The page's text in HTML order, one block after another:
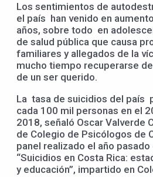
Los sentimientos de
el país han venido en
años, sobre todo en
de salud pública que causa
familiares y allegados de la
mucho tiempo recuperarse
de un ser querido.
La tasa de suicidios del país
cada 100 mil personas en el
2018, señaló Oscar Valverde
de Colegio de Psicólogos de
panel realizado el año
“Suicidios en Costa Rica:
y educación”, impartido en